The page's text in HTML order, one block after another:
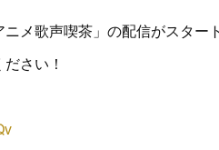
メ歌声喫茶」の配信がスター
さい！